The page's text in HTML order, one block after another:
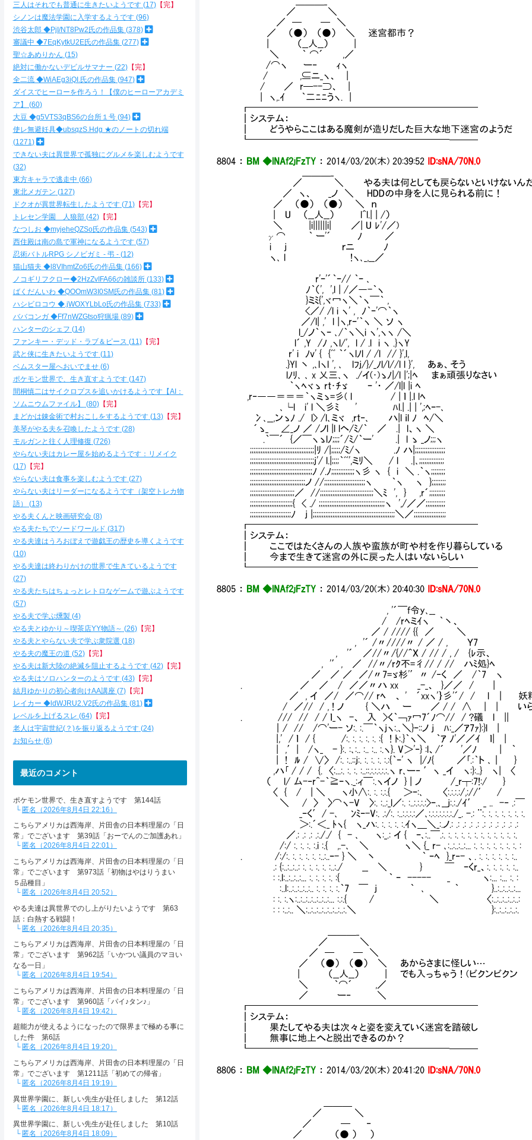
／ ＼
／ ─ ─ ＼
／ （●） （●） ＼ 迷宮都市？
| （__人__） |
＼ ｀ ⌒´ ,／
/⌒ヽ ー‐ ｨヽ
/ ,⊆ニ_ヽ、 |
/ ／ r─--⊃、 |
| ヽ,.ｲ ｀二ﾆﾆうヽ. |
┏━━━━━━━━━━━━━━━━━━━━━━━━
┃システム：
┃ どうやらここはある魔剣が造りだした巨大な地下迷宮のようだ
┗━━━━━━━━━━━━━━━━━━━━━───
8804 ： BM ◆lNAf2jFzTY ： 2014/03/20(木) 20:39:52
ID:sNA/70N.0
／ ＼ やる夫は何としても戻らないといけないんだ
／ ヽ、 _ノ ＼ HDDの中身を人に見られる前に！
／ （●） （●） ＼ ｎ
| U （__人__） l^l.| | /）
＼ |i||||||i| ／| U ﾚ'/／)
γ⌒ ｀ ー'´ ﾉ ／
i j ｒニ ﾉ
ヽ､ l !ヽ､_,__／
r'ｰ'´｀ｰ// ｀ｰ ､
ﾉ｀（', ',l | /／―-｀ヽ
}ミﾐ{',ヾ冖ヽ＼｀ヽ￣｀ ,
<／/ /l i ヽ' , ﾉ｀ｰ'⌒｀ヽ
／/l| ,' l |ヽ,rｰ'｀ヽ ＼ ソ ヽ
l_/ノ｀ヽｰ ､/｀ヽ＼i ヽ',ヽヽ /＼
l´ ,Y /ﾉ ,ヽl/', l / .l i ヽ .}ヽY
r' i ﾉv' { {ﾞﾞ ｀´ヽlﾉl / /l // }',l,
.}Yl 丶 ,､lヽl ', ､ lﾌj/}/_ﾉl/l//l l }', あぁ、そう
lﾉﾘ､ ､ x 乂三､ヽ ./イ(･)ゝﾉ|/l |';|ﾍ まぁ頑張りなさい
｀ヽﾍヾゝ rt･ﾁゞ ｰ '・ ／/l|l |i ﾍ
,r‐――＝＝＝｀ヽミゝ=彡( l / | ｌ |.l lﾍ
､└l i' l ＼彡ﾐ ' ﾊl.| .| | ',;ﾍｰ-､
冫､__,ンゝﾉ ./ l> /l､ミヾ ,rt‐､ ハ|l ｉl ﾉ ﾍ/＼
´ゝ_ ∠_ノ ／ /ノl |l lヘ/ﾐ/｀ ／ .| l、ヽ ＼
.｀￣´ {／￣ヽゝlﾉ;;;;´/ﾐ/｀ー' .| l ゝ _ノ;;;ヽ
;;;;;;;;;;;;;;;;;;;;;;;;;;;;;;;;;;;;|ﾘ /|;;;;;/ﾐ/ヽ .ﾉ ハ|;;;;;;;;;;;;;;;;;
;;;;;;;;;;;;;;;;;;;;;;;;;;;;;;;;;;;;j'/ l.|;;;;｀ﾞﾞ',ミﾘ＼ / l .|､;;;;;;;;;;;;;;
;;;;;;;;;;;;;;;;;;;;;;;;;;;;;;;;;;;ﾉ /.ﾉ;;;;;;;;;;;;;ヽ彡 ヽ { i ＼ .｀ヽ;;;;;;;;
;;;;;;;;;;;;;;;;;;;;;;;;;;;;;;;ノ //;;;;;;;;;;;;;;;;;;;;;;;ヽ ｀ヽ ヽ };;;;;;;;
;;;;;;;;;;;;;;;;;;;;;;;;;／ //;;;;;;;;;;;;;;;;;;;;;;;;;;;;;;＼ﾐ ', } ,r´;;;;;;;;;
;;;;;;;;;;;;;;;;;;;;;;;;{ < ./ ;;;;;;;;;;;;;;;;;;;;;;;;;;;;;;;;;;;;;ヽ ',/／／;;;;;;;;;;;
;;;;;;;;;;;;;;;;;;;;;;;ﾉ j |;;;;;;;;;;;;;;;;;;;;;;;;;;;;;;;;;;;;;;;;;;;;;;＼／;;;;;;;;;;;;;;;;;;
┏━━━━━━━━━━━━━━━━━━━━━━━━
┃システム：
┃ ここではたくさんの人族や蛮族が町や村を作り暮らしている
┃ 今まで生きて迷宮の外に戻った人はいないらしい
┗━━━━━━━━━━━━━━━━━━━━━───
8805 ： BM ◆lNAf2jFzTY ： 2014/03/20(木) 20:40:30 ID:sNA/70N.0
, '´￣f令y､__
/ /rﾍミｲヽ ｀丶、
／ / //// {{ ／ ＼
, '´ /〃////〃 / ／ / , Ｙ7
, '´ ／//〃/{//＾X / // / , / {ﾚ示、
, '′, ／ //〃/rｸ不=彳// / // ハﾐ処}ﾍ
／ ／ ／ ／/〃7=ゞ杉'′〃 /‐く ／ /｀7 ヽ
. ／ ／ / ／／〃ハ xx _-_、 }／／ / |
／ , イ ／/ ／⌒// rﾍ 、 ' ´xxヽ'｝彡'´/ / l ｜ 妖精ホ
/ ／// / , ! ノ { ＼ハ ー ／ / / ∧ | | いらっしゃ
. /// // / / ｌ_ヽ -、 入 >く｀￢ｧ冖7´ﾉ⌒// / ?礒 l ||
｜/ // /⌒'ー- ソ:. :.￣｀ヽjヽ:.､＼}ｰ::ノ j ﾊ:_／ｱ7ｧ}:}l |
|,' / ｌ / { /:. :. :. :. :. :{ ! ﾄ:.}｀ヽ＼ ｀ｱ ﾉ'／／ｲ ｌ| |
| ,′| /ヽ_ - }:. :､:.. :.. :.. :.ヽ}. V＞'‐} :l、/´ '／ﾉ | ｀
| ! ﾙ / ∨〉 /:. :..::j:. :. :. :. :.:{｀ｰ' ヽ |/ﾉ{ ／｢.:｀ト ､｜ }
,ハ｢ / / / {. 〈:...:. :. :. :..::.:.:.:.:.:.ヽ r､ー‐ ′ヽ _イ ヽ:}:..} ヽ| 〈
（ l/ 厶-‐r^-｀≧ｰヽ._:ィ￣:.ヽイノ } | ノ /_r┬:7!:/ }
〈 { / | ＼ ヽ小∧:. :. :.:.{ ＞ｰ:､ 〈:.:.:.:/,://′ /
＼ / 〉 〉⌒ヽ-V 〉:. :..:_l／:. :..:.:.:.:>ｰ.､__j:.:./ｲ′ _ .. -‐ .:￣
_ｰく′/ -､ ﾝﾐｰ-V:. .:/:. :..:.:.:.:／､:.:.:.:.:.:.:./_. -.: ¨:. :. :. :. :. :. :.
＞:.´＜_ ﾄヽ{ ヽ_ハ:. :. :. :. :.ｲヽ＿＼_:.ノ.: .: .: .: .: .: .: .: .: .: .:
／.: .: .: .:././ { - ､ ヽ:_.: イ { ｰ､:..￣.:. :. :. :. :. :. :. :. :. :. :. :.
/:/ :. :. :. :.i :.{ ,.-､ ＼ ヽ＼ {_ r- ､:..:..:..:... :. :. :. :. :. :. :. :
. /:/:. :. :. :. :. :..:..ｰ- } ＼ 丶 ｀ ｰﾍ }_r‐- 、. :. :. :. :. :. :..
.: {:..:..:..: :. :. :. :. :..:./ __ ＼ } ￣ ｰくr_、:. :. :. :. :..
: :.l:..:..:..:... :. :. :. :. :{ ｀ ｰ ----- _ ヽ:... :... :. :
:..l:..:..:..:..:.. :. :. :. :.｀7 ￣ j ｀ ､ ｀ }..:..:..:..:...
: :. :.ヽ:..:..:..:..:..:..:... :.:.{ / ＼ 〈:..:..:..:..:..:
: : :..:.. ＼:..:..:..:..:..:..:..:.＼ }:..:..:..:..:.
／ ＼
／ ─ ─ ＼
／ （●） （●） ＼ あからさまに怪しい…
| （__人__） | でも入っちゃう！(ビクンビクン
＼ ｀⌒´ ,／
／ ー‐ ＼
┏━━━━━━━━━━━━━━━━━━━━━━━━
┃システム：
┃ 果たしてやる夫は次々と姿を変えていく迷宮を踏破し
┃ 無事に地上へと脱出できるのか？
┗━━━━━━━━━━━━━━━━━━━━━───
8806 ： BM ◆lNAf2jFzTY ： 2014/03/20(木) 20:41:20 ID:sNA/70N.0
／ ＼
／ ─ ‐
／ （● ） ）
三人はそれでも普通に生きたいようです 17 【完】
シノンは魔法学園に入学するようです 96
渋谷太郎 ◆PjI/NT8Pw2氏の作品集 378
審議中 ◆7EqKytkU2E氏の作品集 277
聖☆あめりかん 15
絶対に働かないデビルサマナー 22 【完】
全二流 ◆WiAEg3iQI.氏の作品集 947
ダイスでヒーローを作ろう！【僕のヒーローアカデミ
ア】
60
大豆 ◆g5VTS3qBS6の台所１号 94
使レ無避妊具◆ubsqzS.Hdg ★のノートの切れ端
1271
できない夫は異世界で孤独にグルメを楽しむようです
32
東方キャラで逃走中 66
東北メガテン 127
ドクオが異世界転生したようです 71 【完】
トレセン学園 人狼部 42 【完】
なつしお ◆myjeheQZSo氏の作品集 543
西住殿は南の島で軍神になるようです 57
忍術バトルRPG シノビガミ - 弔 - 12
猫山猫夫 ◆l8VIhmtZo6氏の作品集 166
ノコギリフクロー◆2HzZvIFA66の雑談所 133
ばくだんいわ ◆QOOmW3I0SM氏の作品集 81
ハシビロコウ ◆.jWOXYLbLo氏の作品集 733
ババコンガ ◆Ff7nWZGtso狩猟場 89
ハンターのシェフ 14
ファンキー・デッド・ラブ＆ピース 11 【完】
武と侠に生きたいようです 11
ベムスター屋へおいでませ 6
ポケモン世界で、生き直すようです 147
間桐慎二はサイクロプスを追いかけるようです【AI：
ソムニウムファイル】
80 【完】
まどかは錬金術で村おこしをするようです 13 【完】
美琴がやる夫を召喚したようです 28
モルガンと往く人理修復 726
やらない夫はカレー屋を始めるようです：リメイク
17 【完】
やらない夫は食事を楽しむようです 27
やらない夫はリーダーになるようです（架空トレカ物
語）
13
やる夫くんと映画研究会 8
やる夫たちでソードワールド 317
やる夫達はうろおぼえで遊戯王の歴史を導くようです
10
やる夫達は終わりかけの世界で生きているようです
27
やる夫たちはちょっとレトロなゲームで遊ぶようです
57
やる夫で学ぶ燻製 4
やる夫とゆかり～喫茶店YY物語～
26 【完】
やる夫とやらない夫で学ぶ衆院選 18
やる夫の魔王の道 52 【完】
やる夫は新大陸の絶滅を阻止するようです 42 【完】
やる夫はソロハンターのようです 43 【完】
結月ゆかりの初心者向けAA講座 7 【完】
レイカー ◆ldWJRU2.V2氏の作品集 81
レベルを上げるスレ 64 【完】
老人は宇宙世紀(？)を振り返るようです 24
お知らせ 6
最近のコメント
ポケモン世界で、生き直すようです 第144話
匿名（2026年8月4日 22:16）
こちらアメリカは西海岸、片田舎の日本料理屋の「日
常」でございます 第39話「おーでんのご加護あれ」
匿名（2026年8月4日 22:01）
こちらアメリカは西海岸、片田舎の日本料理屋の「日
常」でございます 第973話「初物はやはりうまい
５品種目」
匿名（2026年8月4日 20:52）
やる夫達は異世界でのし上がりたいようです 第63
話：白熱する戦闘！
匿名（2026年8月4日 20:35）
こちらアメリカは西海岸、片田舎の日本料理屋の「日
常」でございます 第962話「いかつい議員のマヨい
なる一日」
匿名（2026年8月4日 19:54）
こちらアメリカは西海岸、片田舎の日本料理屋の「日
常」でございます 第960話「パイ♪タン♪」
匿名（2026年8月4日 19:42）
超能力が使えるようになったので限界まで極める事に
した件 第6話
匿名（2026年8月4日 19:20）
こちらアメリカは西海岸、片田舎の日本料理屋の「日
常」でございます 第1211話「初めての帰省」
匿名（2026年8月4日 19:19）
異世界学園に、新しい先生が赴任しました 第12話
匿名（2026年8月4日 18:17）
異世界学園に、新しい先生が赴任しました 第10話
匿名（2026年8月4日 18:09）